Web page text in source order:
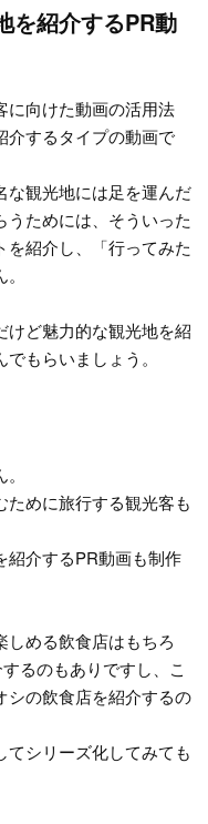
を紹介するPR動
に向けた動画の活用法
介するタイプの動画で
な観光地には足を運んだ
うためには、そういった
紹介し、「行ってみた
けど魅力的な観光地を紹
もらいましょう。
めに旅行する観光客も
紹介するPR動画も制作
める飲食店はもちろ
るのもありですし、こ
シの飲食店を紹介するの
てシリーズ化してみても